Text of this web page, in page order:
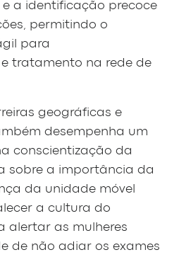
a identificação precoce
permitindo o
para
tratamento na rede de
geográficas e
desempenha um
conscientização da
sobre a importância da
da unidade móvel
a cultura do
alertar as mulheres
de não adiar os exames